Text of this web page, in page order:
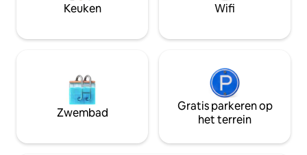
het legendarische nachtleven van Casco
gewoon aan —
Keuken Wifi
Zwembad
Gratis parkeren op
het terrein